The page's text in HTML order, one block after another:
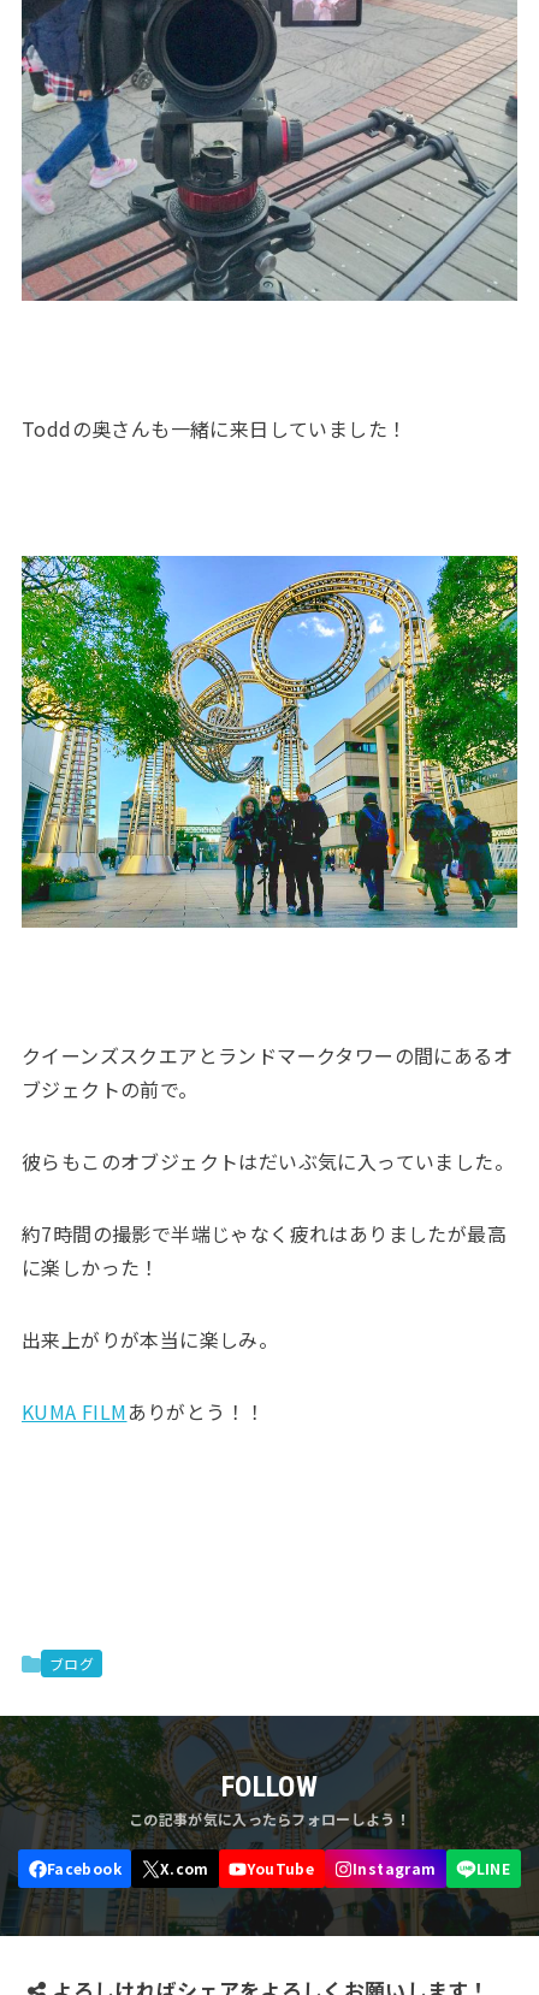
Toddの奥さんも一緒に来日していました！
クイーンズスクエアとランドマークタワーの間にあるオ
ブジェクトの前で。
彼らもこのオブジェクトはだいぶ気に入っていました。
約7時間の撮影で半端じゃなく疲れはありましたが最高
に楽しかった！
出来上がりが本当に楽しみ。
KUMA FILMありがとう！！
ブログ
FOLLOW